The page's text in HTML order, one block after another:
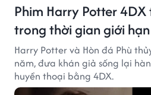
Phim Harry Potter
trong thời gian giới hạn
Harry Potter và Hòn đá Phù
năm, đưa khán giả sống lại
huyền thoại bằng 4DX.